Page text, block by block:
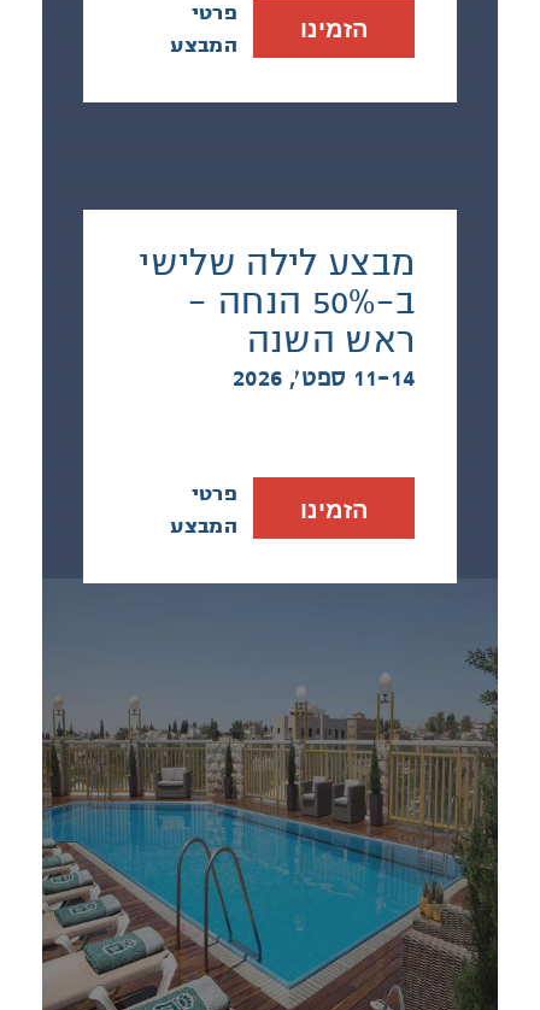
הזמינו
פרטי
המבצע
מבצע לילה שלישי
ב-50% הנחה -
ראש השנה
11-14 ספט׳, 2026
הזמינו
פרטי
המבצע